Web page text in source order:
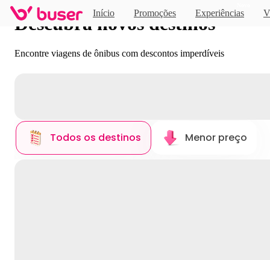
Início Promoções Experiências
Descubra novos destinos
Encontre viagens de ônibus com descontos imperdíveis
Todos os destinos Menor preço